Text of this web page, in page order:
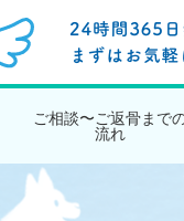
ご相談〜ご返骨まで
流れ